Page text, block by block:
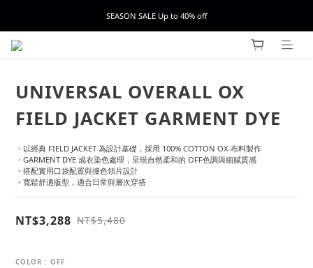
SEASON SALE Up to 40% off
UNIVERSAL OVERALL OX
FIELD JACKET GARMENT DYE
・以經典 FIELD JACKET 為設計基礎，採用 100% COTTON OX 布料製作
・GARMENT DYE 成衣染色處理，呈現自然柔和的 OFF色調與細膩質感
・搭配實用口袋配置與撞色領片設計
・寬鬆舒適版型，適合日常與層次穿搭
NT$3,288 NT$5,480
COLOR : OFF